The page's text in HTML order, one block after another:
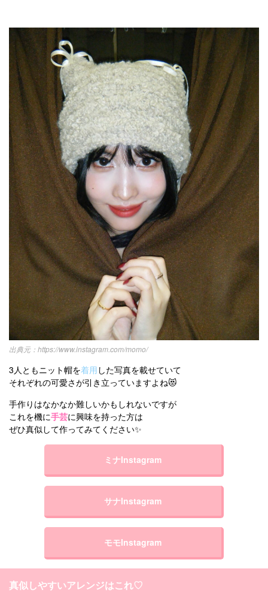
https://www.instagram.com/momo/
3人ともニット帽を着用 した写真を載せていて
それぞれの可愛さが引き立っていますよね😻
手作りはなかなか難しいかもしれないですが
これを機に手芸に興味を持った方は
ぜひ真似して作ってみてください✨
ミナInstagram
サナInstagram
モモInstagram
真似しやすいアレンジはこれ♡